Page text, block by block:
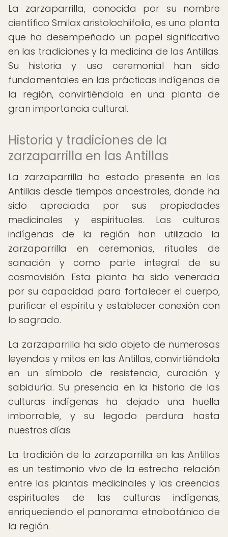
La zarzaparrilla, conocida por su nombre
científico Smilax aristolochiifolia, es una planta
que ha desempeñado un papel significativo
en las tradiciones y la medicina de las Antillas.
Su historia y uso ceremonial han sido
fundamentales en las prácticas indígenas de
la región, convirtiéndola en una planta de
gran importancia cultural.
Historia y tradiciones de la
zarzaparrilla en las Antillas
La zarzaparrilla ha estado presente en las
Antillas desde tiempos ancestrales, donde ha
sido apreciada por sus propiedades
medicinales y espirituales. Las culturas
indígenas de la región han utilizado la
zarzaparrilla en ceremonias, rituales de
sanación y como parte integral de su
cosmovisión. Esta planta ha sido venerada
por su capacidad para fortalecer el cuerpo,
purificar el espíritu y establecer conexión con
lo sagrado.
La zarzaparrilla ha sido objeto de numerosas
leyendas y mitos en las Antillas, convirtiéndola
en un símbolo de resistencia, curación y
sabiduría. Su presencia en la historia de las
culturas indígenas ha dejado una huella
imborrable, y su legado perdura hasta
nuestros días.
La tradición de la zarzaparrilla en las Antillas
es un testimonio vivo de la estrecha relación
entre las plantas medicinales y las creencias
espirituales de las culturas indígenas,
enriqueciendo el panorama etnobotánico de
la región.